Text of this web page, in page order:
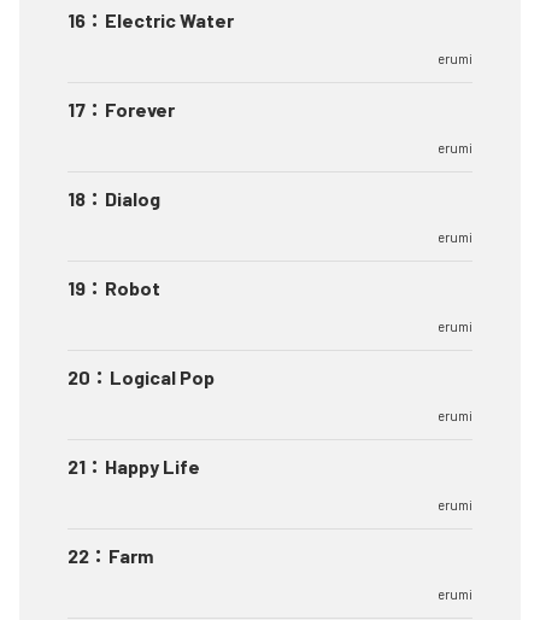
16 ： Electric Water
erumi
17 ： Forever
erumi
18 ： Dialog
erumi
19 ： Robot
erumi
20 ： Logical Pop
erumi
21 ： Happy Life
erumi
22 ： Farm
erumi